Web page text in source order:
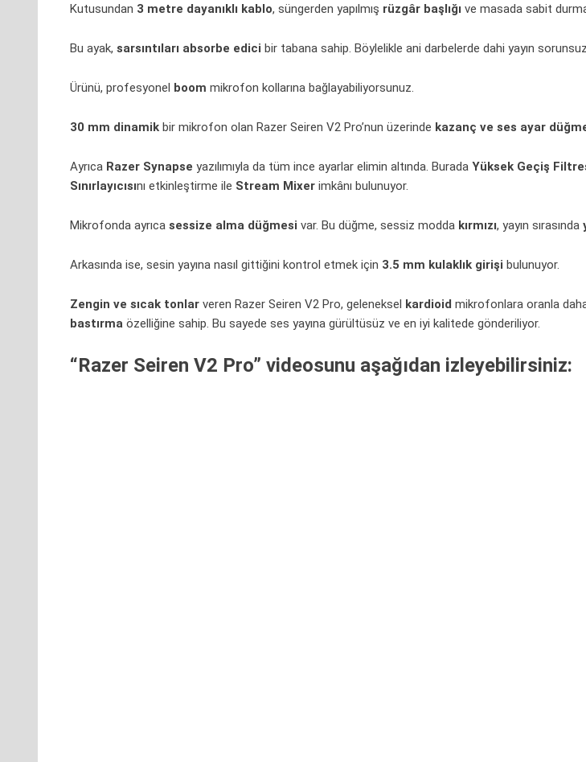
Kutusundan 3 metre dayanıklı kablo, süngerden yapılmış rüzgâr başlığı ve masada sabit
Bu ayak, sarsıntıları absorbe edici bir tabana sahip. Böylelikle ani darbelerde dahi yayın
Ürünü, profesyonel boom mikrofon kollarına bağlayabiliyorsunuz.
30 mm dinamik bir mikrofon olan Razer Seiren V2 Pro’nun üzerinde kazanç ve ses ayar
Ayrıca Razer Synapse yazılımıyla da tüm ince ayarlar elimin altında. Burada Yüksek Geçiş
Sınırlayıcısını etkinleştirme ile Stream Mixer imkânı bulunuyor.
Mikrofonda ayrıca sessize alma düğmesi var. Bu düğme, sessiz modda kırmızı, yayın sırasında
Arkasında ise, sesin yayına nasıl gittiğini kontrol etmek için 3.5 mm kulaklık girişi bulunuyor.
Zengin ve sıcak tonlar veren Razer Seiren V2 Pro, geleneksel kardioid mikrofonlara oranla
bastırma özelliğine sahip. Bu sayede ses yayına gürültüsüz ve en iyi kalitede gönderiliyor.
“Razer Seiren V2 Pro” videosunu aşağıdan izleyebilirsiniz: